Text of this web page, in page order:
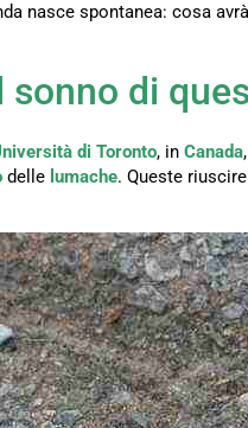
nasce spontanea: cosa
sonno di
di Toronto, in Canada
delle lumache. Queste